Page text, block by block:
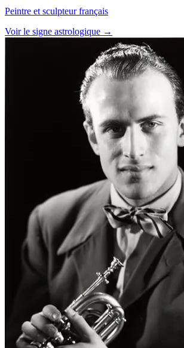
Peintre et sculpteur français
Voir le signe astrologique →